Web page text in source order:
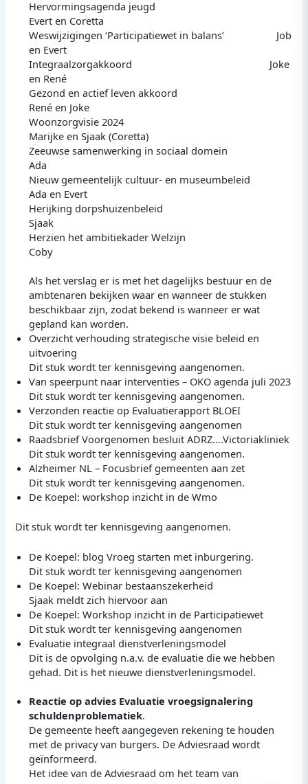
Hervormingsagenda jeugd
Evert en Coretta
Weswijzigingen ‘Participatiewet in balans’ Job
en Evert
Integraalzorgakkoord Joke
en René
Gezond en actief leven akkoord
René en Joke
Woonzorgvisie 2024
Marijke en Sjaak (Coretta)
Zeeuwse samenwerking in sociaal domein
Ada
Nieuw gemeentelijk cultuur- en museumbeleid
Ada en Evert
Herijking dorpshuizenbeleid
Sjaak
Herzien het ambitiekader Welzijn
Coby
Als het verslag er is met het dagelijks bestuur en de
ambtenaren bekijken waar en wanneer de stukken
beschikbaar zijn, zodat bekend is wanneer er wat
gepland kan worden.
Overzicht verhouding strategische visie beleid en
uitvoering
Dit stuk wordt ter kennisgeving aangenomen.
Van speerpunt naar interventies – OKO agenda juli 2023
Dit stuk wordt ter kennisgeving aangenomen.
Verzonden reactie op Evaluatierapport BLOEI
Dit stuk wordt ter kennisgeving aangenomen
Raadsbrief Voorgenomen besluit ADRZ….Victoriakliniek
Dit stuk wordt ter kennisgeving aangenomen.
Alzheimer NL – Focusbrief gemeenten aan zet
Dit stuk wordt ter kennisgeving aangenomen.
De Koepel: workshop inzicht in de Wmo
Dit stuk wordt ter kennisgeving aangenomen.
De Koepel: blog Vroeg starten met inburgering.
Dit stuk wordt ter kennisgeving aangenomen
De Koepel: Webinar bestaanszekerheid
Sjaak meldt zich hiervoor aan
De Koepel: Workshop inzicht in de Participatiewet
Dit stuk wordt ter kennisgeving aangenomen
Evaluatie integraal dienstverleningsmodel
Dit is de opvolging n.a.v. de evaluatie die we hebben
gehad. Dit is het nieuwe dienstverleningsmodel.
Reactie op advies Evaluatie vroegsignalering
schuldenproblematiek.
De gemeente heeft aangegeven rekening te houden
met de privacy van burgers. De Adviesraad wordt
geïnformeerd.
Het idee van de Adviesraad om het team van